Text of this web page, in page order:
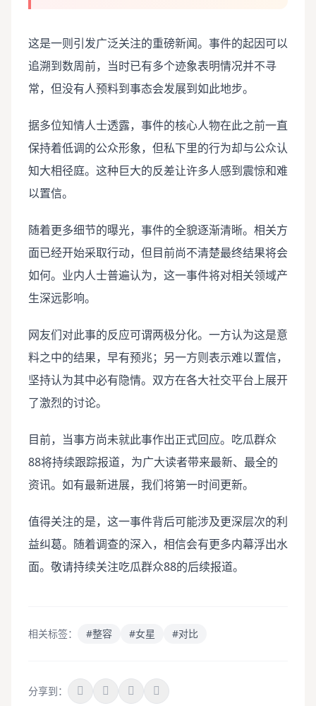
这是一则引发广泛关注的重磅新闻。事件的起因可以
追溯到数周前，当时已有多个迹象表明情况并不寻
常，但没有人预料到事态会发展到如此地步。
据多位知情人士透露，事件的核心人物在此之前一直
保持着低调的公众形象，但私下里的行为却与公众认
知大相径庭。这种巨大的反差让许多人感到震惊和难
以置信。
随着更多细节的曝光，事件的全貌逐渐清晰。相关方
面已经开始采取行动，但目前尚不清楚最终结果将会
如何。业内人士普遍认为，这一事件将对相关领域产
生深远影响。
网友们对此事的反应可谓两极分化。一方认为这是意
料之中的结果，早有预兆；另一方则表示难以置信，
坚持认为其中必有隐情。双方在各大社交平台上展开
了激烈的讨论。
目前，当事方尚未就此事作出正式回应。吃瓜群众
88将持续跟踪报道，为广大读者带来最新、最全的
资讯。如有最新进展，我们将第一时间更新。
值得关注的是，这一事件背后可能涉及更深层次的利
益纠葛。随着调查的深入，相信会有更多内幕浮出水
面。敬请持续关注吃瓜群众88的后续报道。
相关标签： #整容 #女星 #对比
分享到：